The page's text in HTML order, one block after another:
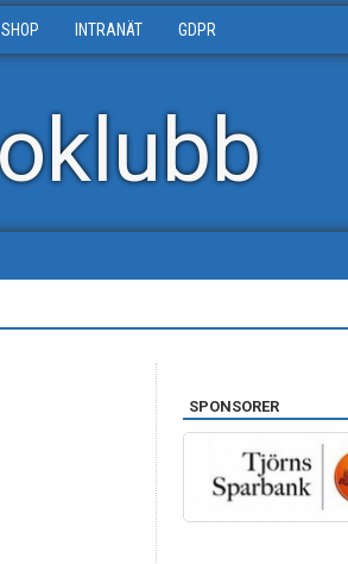
INTRANÄT GDPR
SPONSORER